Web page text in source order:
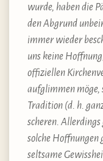
wurde, haben die
den Abgrund
immer wieder
uns keine
offiziellen
aufglimmen möge,
Tradition (d. h.
scheren.
solche Hoffnungen
seltsame